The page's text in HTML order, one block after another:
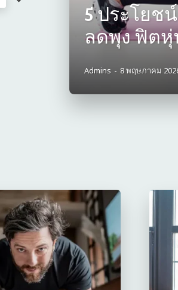
5 ประโยช
ลดพุง ฟิต
Admins - 8 พฤษภาคม